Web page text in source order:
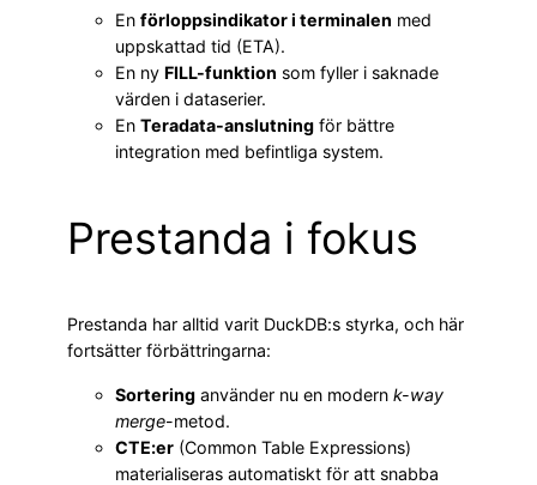
En förloppsindikator i terminalen med
uppskattad tid (ETA).
En ny FILL-funktion som fyller i saknade
värden i dataserier.
En Teradata-anslutning för bättre
integration med befintliga system.
Prestanda i fokus
Prestanda har alltid varit DuckDB:s styrka, och här
fortsätter förbättringarna:
Sortering använder nu en modern k-way
merge-metod.
CTE:er (Common Table Expressions)
materialiseras automatiskt för att snabba